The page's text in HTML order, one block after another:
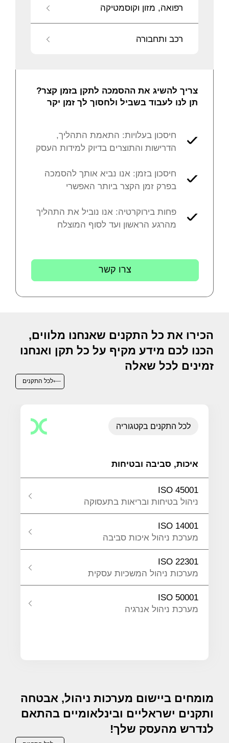
רפואה, מזון וקוסמטיקה
רכב ותחבורה
צריך להשיג את ההסמכה לתקן בזמן קצר?
תן לנו לעבוד בשביל ולחסוך לך זמן יקר
חיסכון בעלויות: התאמת התהליך,
הדרישות והתוצרים בדיוק למידות העסק
חיסכון בזמן: אנו נביא אותך להסמכה
בפרק זמן הקצר ביותר האפשרי
פחות בירוקרטיה: אנו נוביל את התהליך
מהרגע הראשון ועד לסוף המוצלח
צרו קשר
הכירו את כל התקנים שאנחנו מלווים,
הכנו לכם מידע מקיף על כל תקן ואנחנו
זמינים לכל שאלה
לכל התקנים
לכל התקנים בקטגוריה
איכות, סביבה ובטיחות
ISO 45001
ניהול בטיחות ובריאות בתעסוקה
ISO 14001
מערכת ניהול איכות סביבה
ISO 22301
מערכות ניהול המשכיות עסקית
ISO 50001
מערכת ניהול אנרגיה
מומחים ביישום מערכות ניהול, אבטחה
ותקנים ישראליים ובינלאומיים בהתאם
לנדרש מהעסק שלך!